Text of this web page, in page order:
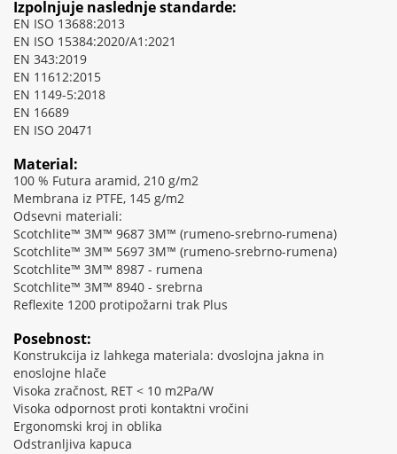
Izpolnjuje naslednje standarde:
EN ISO 13688:2013
EN ISO 15384:2020/A1:2021
EN 343:2019
EN 11612:2015
EN 1149-5:2018
EN 16689
EN ISO 20471
Material:
100 % Futura aramid, 210 g/m2
Membrana iz PTFE, 145 g/m2
Odsevni materiali:
Scotchlite™ 3M™ 9687 3M™ (rumeno-srebrno-rumena)
Scotchlite™ 3M™ 5697 3M™ (rumeno-srebrno-rumena)
Scotchlite™ 3M™ 8987 - rumena
Scotchlite™ 3M™ 8940 - srebrna
Reflexite 1200 protipožarni trak Plus
Posebnost:
Konstrukcija iz lahkega materiala: dvoslojna jakna in
enoslojne hlače
Visoka zračnost, RET < 10 m2Pa/W
Visoka odpornost proti kontaktni vročini
Ergonomski kroj in oblika
Odstranljiva kapuca